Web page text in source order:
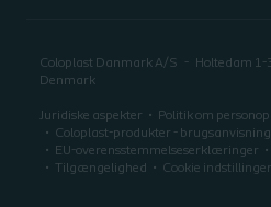
Coloplast Danmark A/S Holtedam 1-
Denmark
Juridiske aspekter Politik om
Coloplast-produkter - brugsanvisning
EU-overensstemmelseserklæringer
Tilgængelighed
Cookie indstillinger